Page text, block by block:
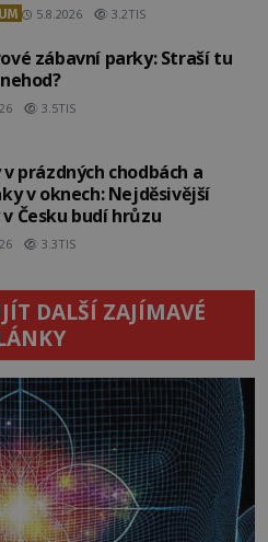
5.8.2026 3.2TIS
zábavní parky: Straší tu
3.5TIS
prázdných chodbách a
v oknech: Nejděsivější
Česku budí hrůzu
3.3TIS
DALŠÍ ZAJÍMAVÉ